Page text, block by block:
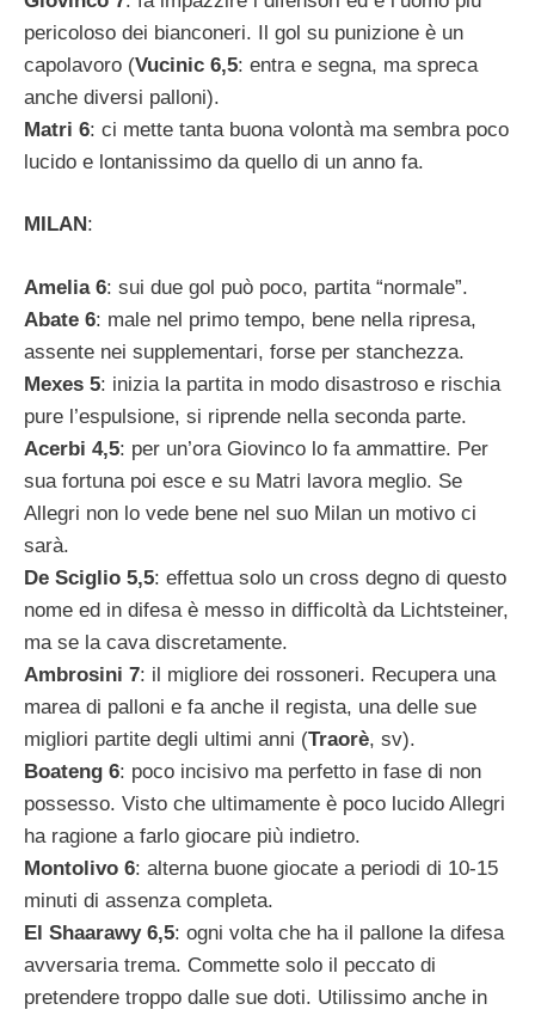
pericoloso dei bianconeri. Il gol su punizione è un
capolavoro (Vucinic 6,5: entra e segna, ma spreca
anche diversi palloni).
Matri 6: ci mette tanta buona volontà ma sembra poco
lucido e lontanissimo da quello di un anno fa.
MILAN :
Amelia 6: sui due gol può poco, partita “normale”.
Abate 6: male nel primo tempo, bene nella ripresa,
assente nei supplementari, forse per stanchezza.
Mexes 5: inizia la partita in modo disastroso e rischia
pure l’espulsione, si riprende nella seconda parte.
Acerbi 4,5: per un’ora Giovinco lo fa ammattire. Per
sua fortuna poi esce e su Matri lavora meglio. Se
Allegri non lo vede bene nel suo Milan un motivo ci
sarà.
De Sciglio 5,5: effettua solo un cross degno di questo
nome ed in difesa è messo in difficoltà da Lichtsteiner,
ma se la cava discretamente.
Ambrosini 7: il migliore dei rossoneri. Recupera una
marea di palloni e fa anche il regista, una delle sue
migliori partite degli ultimi anni (Traorè, sv).
Boateng 6: poco incisivo ma perfetto in fase di non
possesso. Visto che ultimamente è poco lucido Allegri
ha ragione a farlo giocare più indietro.
Montolivo 6: alterna buone giocate a periodi di 10-15
minuti di assenza completa.
El Shaarawy 6,5: ogni volta che ha il pallone la difesa
avversaria trema. Commette solo il peccato di
pretendere troppo dalle sue doti. Utilissimo anche in